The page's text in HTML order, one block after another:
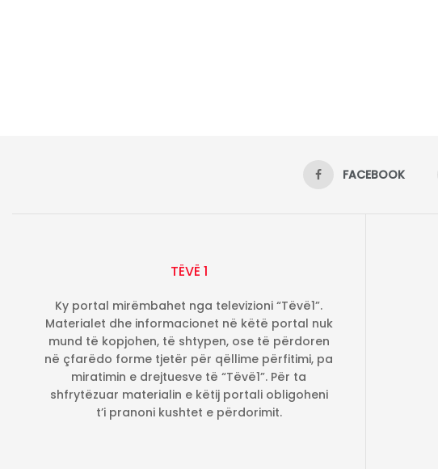
FACEBOOK
TËVË 1
Ky portal mirëmbahet nga televizioni “Tëvë1”.
Materialet dhe informacionet në këtë portal nuk
mund të kopjohen, të shtypen, ose të përdoren
në çfarëdo forme tjetër për qëllime përfitimi, pa
miratimin e drejtuesve të “Tëvë1”. Për ta
shfrytëzuar materialin e këtij portali obligoheni
t’i pranoni kushtet e përdorimit.